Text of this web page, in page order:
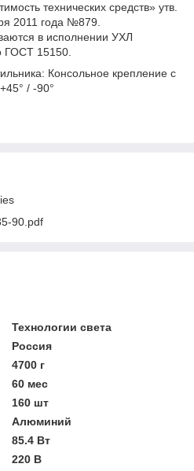
технических средств» утв.
2011 года №879.
в исполнении УХЛ
ГОСТ 15150.
Консольное крепление с
/ -90°
90.pdf
Технологии света
Россия
4700 г
60 мес
160 шт
Алюминий
85.4 Вт
220 В